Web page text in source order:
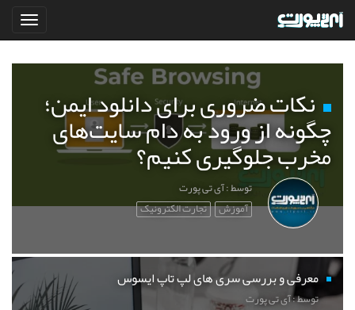
نکات ضروری برای دانلود ایمن؛
چگونه از ورود به دام سایت‌های
مخرب جلوگیری کنیم؟
توسط : آی تی پورت
آموزش تجارت الکترونیک
معرفی و بررسی سری های لپ تاپ ایسوس
توسط : آی تی پورت